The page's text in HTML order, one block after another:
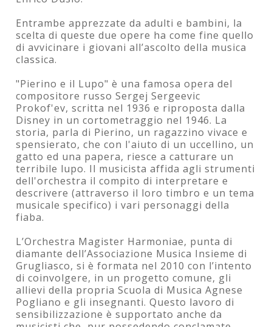
Entrambe apprezzate da adulti e bambini, la
scelta di queste due opere ha come fine quello
di avvicinare i giovani all’ascolto della musica
classica.
"Pierino e il Lupo" è una famosa opera del
compositore russo Sergej Sergeevic
Prokof'ev, scritta nel 1936 e riproposta dalla
Disney in un cortometraggio nel 1946. La
storia, parla di Pierino, un ragazzino vivace e
spensierato, che con l'aiuto di un uccellino, un
gatto ed una papera, riesce a catturare un
terribile lupo. Il musicista affida agli strumenti
dell'orchestra il compito di interpretare e
descrivere (attraverso il loro timbro e un tema
musicale specifico) i vari personaggi della
fiaba.
L’Orchestra Magister Harmoniae, punta di
diamante dell’Associazione Musica Insieme di
Grugliasco, si è formata nel 2010 con l’intento
di coinvolgere, in un progetto comune, gli
allievi della propria Scuola di Musica Agnese
Pogliano e gli insegnanti. Questo lavoro di
sensibilizzazione è supportato anche da